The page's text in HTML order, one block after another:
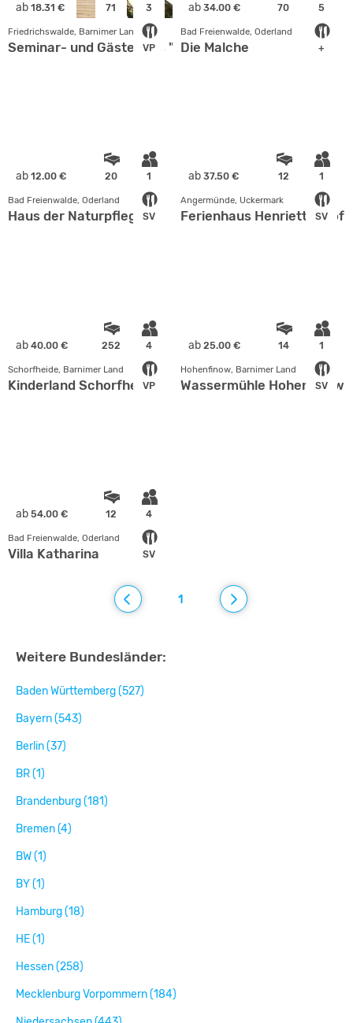
ab 18.31 € 71 3
VP
Friedrichswalde, Barnimer Land
Seminar- und Gästehaus "Wind und Weite"
ab 34.00 € 70 5
+
Bad Freienwalde, Oderland
Die Malche
ab 12.00 € 20 1
SV
Bad Freienwalde, Oderland
Haus der Naturpflege
ab 37.50 € 12 1
SV
Angermünde, Uckermark
Ferienhaus Henriettenhof
ab 40.00 € 252 4
VP
Schorfheide, Barnimer Land
Kinderland Schorfheide
ab 25.00 € 14 1
SV
Hohenfinow, Barnimer Land
Wassermühle Hohenfinow
ab 54.00 € 12 4
SV
Bad Freienwalde, Oderland
Villa Katharina
1
Weitere Bundesländer:
Baden Württemberg (527)
Bayern (543)
Berlin (37)
BR (1)
Brandenburg (181)
Bremen (4)
BW (1)
BY (1)
Hamburg (18)
HE (1)
Hessen (258)
Mecklenburg Vorpommern (184)